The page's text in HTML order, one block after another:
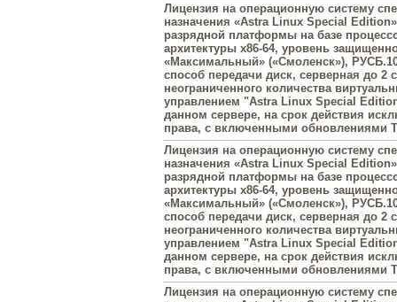
Лицензия на операционную систему
назначения «Astra Linux Special
разрядной платформы на базе
архитектуры х86-64, уровень
«Максимальный» («Смоленск»),
способ передачи диск, серверная до 2
неограниченного количества
управлением "Astra Linux Special
данном сервере, на срок действия
права, с включенными обновлениями
Лицензия на операционную систему
назначения «Astra Linux Special
разрядной платформы на базе
архитектуры х86-64, уровень
«Максимальный» («Смоленск»),
способ передачи диск, серверная до 2
неограниченного количества
управлением "Astra Linux Special
данном сервере, на срок действия
права, с включенными обновлениями
Лицензия на операционную систему